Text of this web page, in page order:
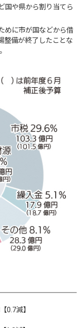
国や県から割り当てら
めに市が国などから借
整備が終了したことな
0.7減】